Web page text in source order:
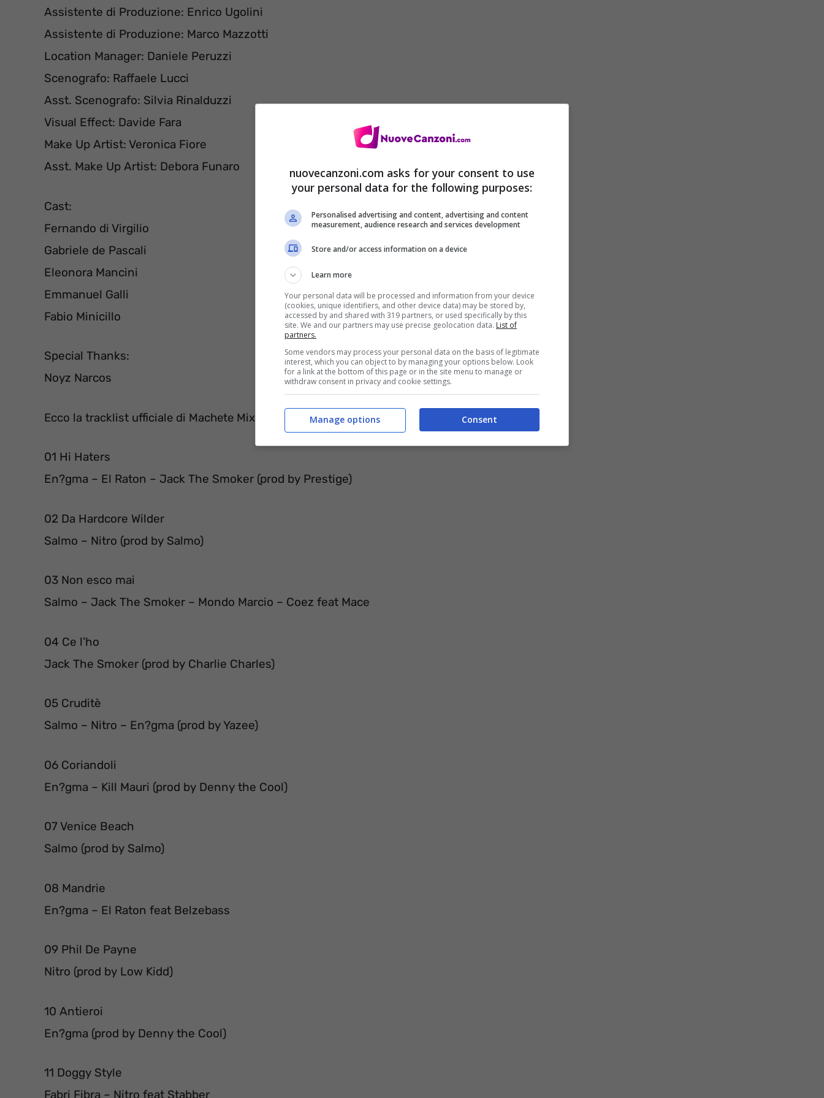
Assistente di Produzione: Enrico Ugolini
Assistente di Produzione: Marco Mazzotti
Location Manager: Daniele Peruzzi
Scenografo: Raffaele Lucci
Asst. Scenografo: Silvia Rinalduzzi
Visual Effect: Davide Fara
Make Up Artist: Veronica Fiore
Asst. Make Up Artist: Debora Funaro
Cast:
Fernando di Virgilio
Gabriele de Pascali
Eleonora Mancini
Emmanuel Galli
Fabio Minicillo
Special Thanks:
Noyz Narcos
Ecco la tracklist ufficiale di Machete Mixtape 3:
01 Hi Haters
En?gma – El Raton – Jack The Smoker (prod by Prestige)
02 Da Hardcore Wilder
Salmo – Nitro (prod by Salmo)
03 Non esco mai
Salmo – Jack The Smoker – Mondo Marcio – Coez feat Mace
04 Ce l’ho
Jack The Smoker (prod by Charlie Charles)
05 Cruditè
Salmo – Nitro – En?gma (prod by Yazee)
06 Coriandoli
En?gma – Kill Mauri (prod by Denny the Cool)
07 Venice Beach
Salmo (prod by Salmo)
08 Mandrie
En?gma – El Raton feat Belzebass
09 Phil De Payne
Nitro (prod by Low Kidd)
10 Antieroi
En?gma (prod by Denny the Cool)
11 Doggy Style
Fabri Fibra – Nitro feat Stabber
nuovecanzoni.com asks for your consent to use
your personal data for the following purposes:
Personalised advertising and content, advertising and content
measurement, audience research and services development
Store and/or access information on a device
Learn more
Your personal data will be processed and information from your device
(cookies, unique identifiers, and other device data) may be stored by,
accessed by and shared with 319 partners, or used specifically by this
site. We and our partners may use precise geolocation data. List of
partners.
Some vendors may process your personal data on the basis of legitimate
interest, which you can object to by managing your options below. Look
for a link at the bottom of this page or in the site menu to manage or
withdraw consent in privacy and cookie settings.
Consent
Manage options